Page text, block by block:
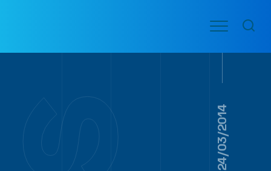
conteúdo
VOO
AÉREAS
Menu
24/03/2014